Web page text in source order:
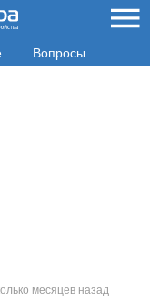
Вопросы
месяцев назад